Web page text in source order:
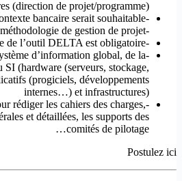
(direction de projet/programme)
-Une évolution dans un contexte bancaire serait souhaitable
-Connaissance ITIL et méthodologie de gestion de projet
-La maîtrise de l’outil DELTA est obligatoire
d’information global, de la
SI (hardware (serveurs, stockage,
(progiciels, développements
internes…) et infrastructures)
rédiger les cahiers des charges,
et détaillées, les supports des
comités de pilotage…
Postulez ici